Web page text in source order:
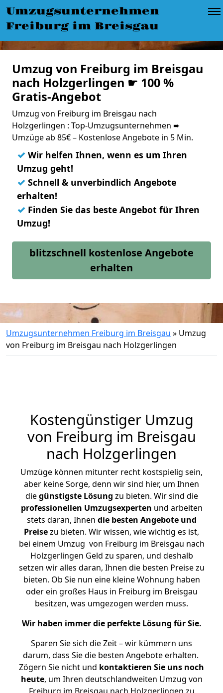
Umzugsunternehmen
Freiburg im Breisgau
Umzug von Freiburg im Breisgau
nach Holzgerlingen ☛ 100 %
Gratis-Angebot
Umzug von Freiburg im Breisgau nach
Holzgerlingen : Top-Umzugsunternehmen ➨
Umzüge ab 85€ – Kostenlose Angebote in 5 Min.
✓ Wir helfen Ihnen, wenn es um Ihren
Umzug geht!
✓ Schnell & unverbindlich Angebote
erhalten!
✓ Finden Sie das beste Angebot für Ihren
Umzug!
blitzschnell kostenlose Angebote
erhalten
Umzugsunternehmen Freiburg im Breisgau » Umzug
von Freiburg im Breisgau nach Holzgerlingen
Kostengünstiger Umzug
von Freiburg im Breisgau
nach Holzgerlingen
Umzüge können mitunter recht kostspielig sein,
aber keine Sorge, denn wir sind hier, um Ihnen
diegünstigste Lösung zu bieten. Wir sind die
professionellen Umzugsexperten und arbeiten
stets daran, Ihnen die besten Angebote und
Preisezu bieten. Wir wissen, wie wichtig es ist,
bei einem Umzug von Freiburg im Breisgau nach
Holzgerlingen Geld zu sparen, und deshalb
setzen wir alles daran, Ihnen die besten Preise zu
bieten. Ob Sie nun eine kleine Wohnung haben
oder ein großes Haus in Freiburg im Breisgau
besitzen, was umgezogen werden muss.
Wir haben immer die perfekte Lösung für Sie.
Sparen Sie sich die Zeit – wir kümmern uns
darum, dass Sie die besten Angebote erhalten.
Zögern Sie nicht und kontaktieren Sie uns noch
heute, um Ihren deutschlandweiten Umzug von